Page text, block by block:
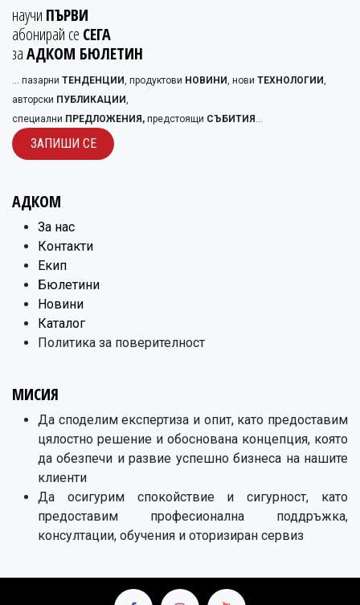
научи ПЪРВИ
абонирай се СЕГА
заАДКОМ БЮЛЕТИН
... пазарни ТЕНДЕНЦИИ, продуктови НОВИНИ, нови ТЕХНОЛОГИИ,
авторски ПУБЛИКАЦИИ,
специални ПРЕДЛОЖЕНИЯ, предстоящи СЪБИТИЯ ...
ЗАПИШИ С​​Е
АДКОМ
​За нас
Контакти
Екип
Бюлетини
Новини
Каталог
Политика за поверителност
МИСИЯ
Да споделим експертиза и опит, като предоставим
цялостно решение и обоснована концепция, която
да обезпечи и развие успешно бизнеса на нашите
клиенти
Да осигурим спокойствие и сигурност, като
предоставим професионална поддръжка,
консултации, обучения и оторизиран сервиз